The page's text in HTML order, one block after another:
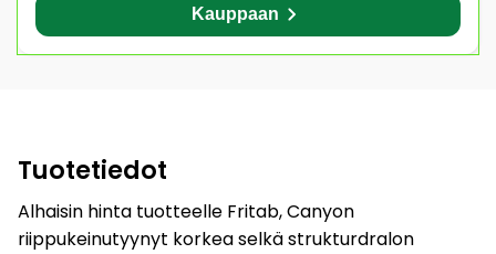
Kauppaan
Tuotetiedot
Alhaisin hinta tuotteelle Fritab, Canyon
riippukeinutyynyt korkea selkä strukturdralon